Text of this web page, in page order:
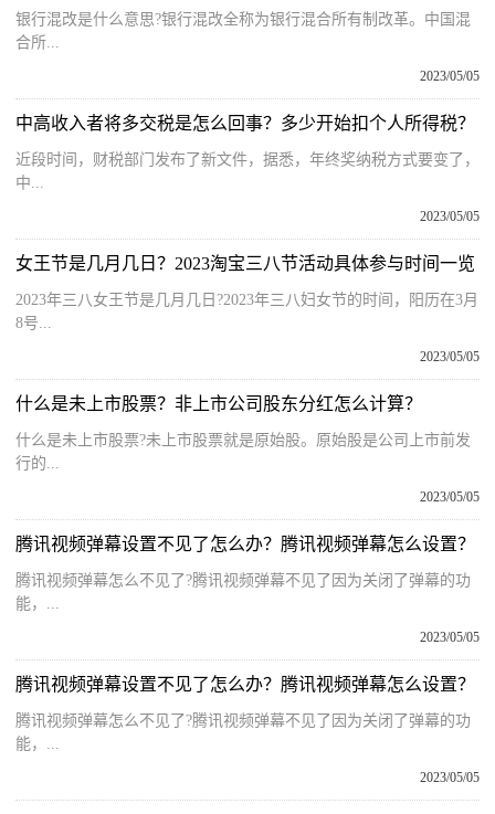
银行混改是什么意思?银行混改全称为银行混合所有制改革。中国混
合所...
2023/05/05
中高收入者将多交税是怎么回事？多少开始扣个人所得税？
近段时间，财税部门发布了新文件，据悉，年终奖纳税方式要变了，
中...
2023/05/05
女王节是几月几日？2023淘宝三八节活动具体参与时间一览
2023年三八女王节是几月几日?2023年三八妇女节的时间，阳历在3月
8号...
2023/05/05
什么是未上市股票？非上市公司股东分红怎么计算？
什么是未上市股票?未上市股票就是原始股。原始股是公司上市前发
行的...
2023/05/05
腾讯视频弹幕设置不见了怎么办？腾讯视频弹幕怎么设置？
腾讯视频弹幕怎么不见了?腾讯视频弹幕不见了因为关闭了弹幕的功
能，...
2023/05/05
腾讯视频弹幕设置不见了怎么办？腾讯视频弹幕怎么设置？
腾讯视频弹幕怎么不见了?腾讯视频弹幕不见了因为关闭了弹幕的功
能，...
2023/05/05